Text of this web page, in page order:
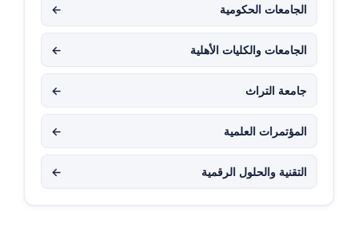
الجامعات الحكومية ←
الجامعات والكليات الأهلية ←
جامعة التراث ←
المؤتمرات العلمية ←
التقنية والحلول الرقمية ←